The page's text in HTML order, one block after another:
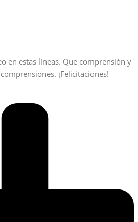
en estas líneas. Que comprensión y
¡Felicitaciones!